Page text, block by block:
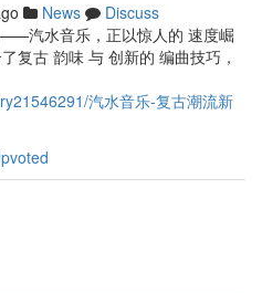
News
Discuss
汽水音乐，正以惊人的 速度崛
复古 韵味 与 创新的 编曲技巧，
汽水音乐-复古潮流新